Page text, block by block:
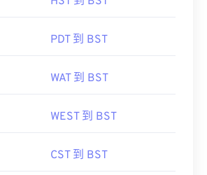
PDT 到 BST
WAT 到 BST
WEST 到 BST
CST 到 BST